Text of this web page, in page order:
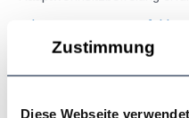
Zustimmung
Diese Webseite
Langtext
empfehlen
Tagesgelder auch bei